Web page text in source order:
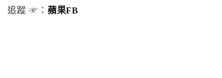
追蹤 ☞： 蘋果FB